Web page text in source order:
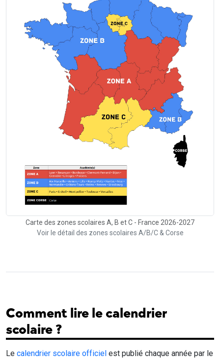
Carte des zones scolaires A, B et C - France 2026-2027
Voir le détail des zones scolaires A/B/C & Corse
Comment lire le calendrier
scolaire ?
Le calendrier scolaire officiel est publié chaque année par le